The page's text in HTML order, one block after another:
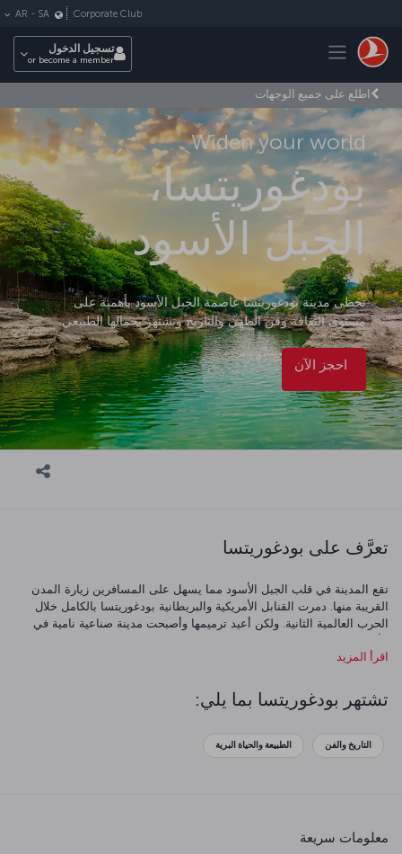
Toggle navigation
Corporate Club
AR - SA
تسجيل الدخول
or become a member
اطلع على جميع الوجهات
Widen your world
بودغوريتسا،
الجبل الأسود
تحظى مدينة بودغوريتسا عاصمة الجبل الأسود بأهمية على
مستوى الثقافة وفن الطهي والتاريخ وتشتهر بجمالها الطبيعي.
احجز الآن
تعرَّف على بودغوريتسا
تقع المدينة في قلب الجبل الأسود مما يسهل على المسافرين زيارة المدن
القريبة منها. دمرت القنابل الأمريكية والبريطانية بودغوريتسا بالكامل خلال
الحرب العالمية الثانية. ولكن أعيد ترميمها وأصبحت مدينة صناعية نامية في
اقرأ المزيد
تشتهر بودغوريتسا بما يلي:
التاريخ والفن الطبيعة والحياة البرية
معلومات سريعة